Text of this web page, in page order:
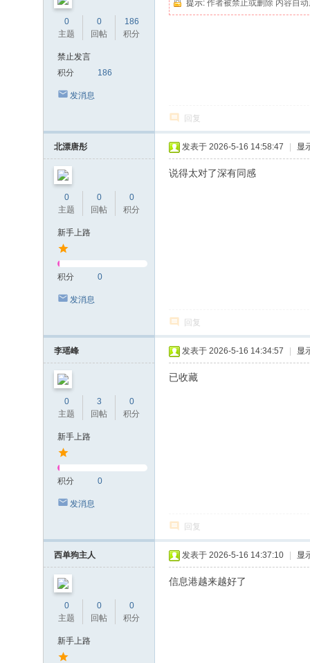
0
主题
0
回帖
186
积分
禁止发言
积分
186
发消息
提示: 作者被禁止或删除 内容自
回复
北漂唐彤
0
主题
0
回帖
0
积分
新手上路
积分 0
发消息
发表于 2026-5-16 14:58:47 显
说得太对了深有同感
回复
李瑶峰
0
主题
3
回帖
0
积分
新手上路
积分 0
发消息
发表于 2026-5-16 14:34:57 显
已收藏
回复
西单狗主人
0
主题
0
回帖
0
积分
新手上路
发表于 2026-5-16 14:37:10 显
信息港越来越好了